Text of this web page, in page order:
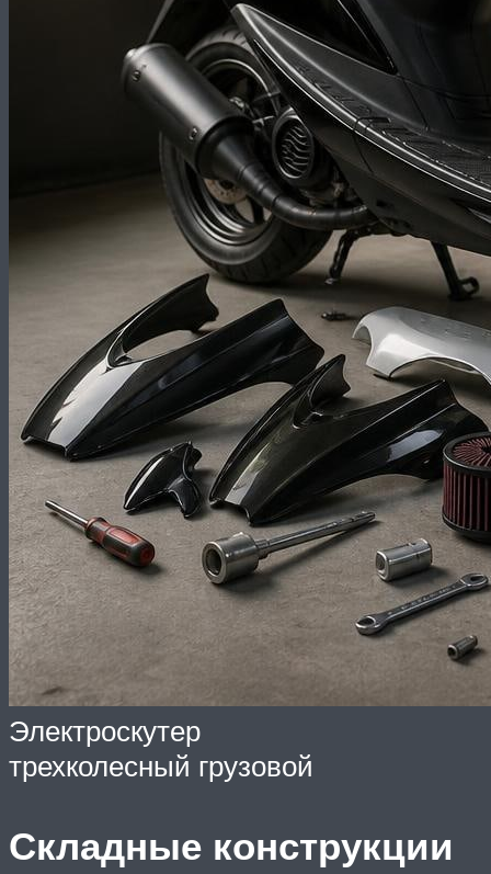
Электроскутер
трехколесный грузовой
Складные конструкции